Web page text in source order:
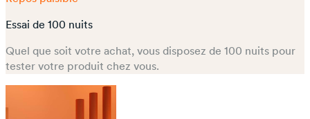
Essai de 100 nuits
Quel que soit votre achat, vous disposez de 100 nuits pour
tester votre produit chez vous.